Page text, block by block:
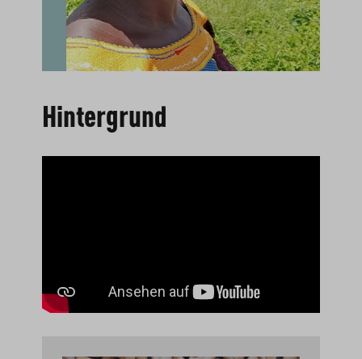
Hintergrund